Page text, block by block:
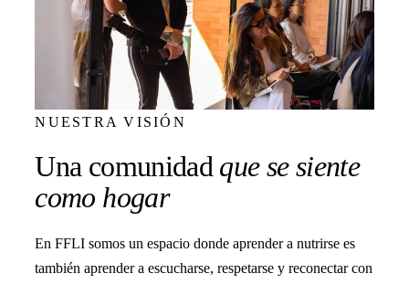
NUESTRA VISIÓN
Una comunidad que se siente
como hogar
En FFLI somos un espacio donde aprender a nutrirse es
también aprender a escucharse, respetarse y reconectar con